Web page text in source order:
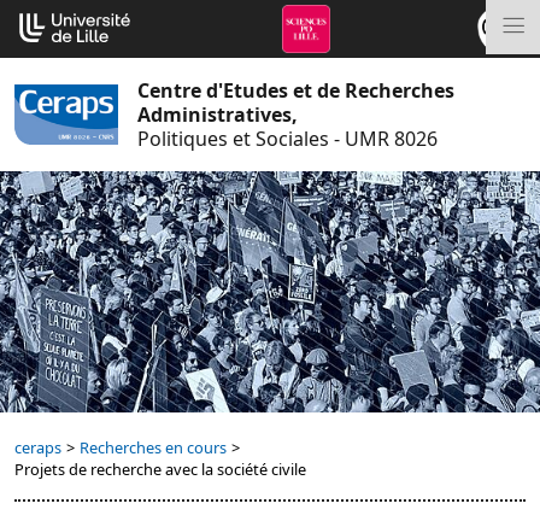
Aller
au
contenu
Centre d'Etudes et de Recherches
Administratives,
Politiques et Sociales - UMR 8026
ceraps > Recherches en cours >
Projets de recherche avec la société civile
Cookies management panel